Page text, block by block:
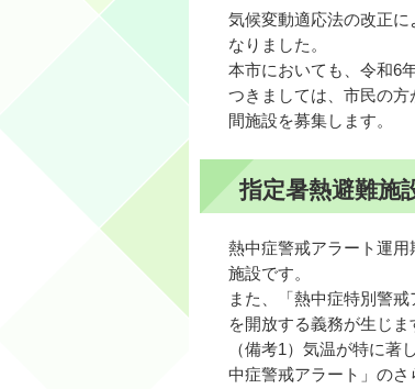
気候変動適応法の改正
なりました。
本市においても、令和6
つきましては、市民の
間施設を募集します。
指定暑熱避難施
熱中症警戒アラート運
施設です。
また、「熱中症特別警
を開放する義務が生じま
（備考1）気温が特に
中症警戒アラート」の